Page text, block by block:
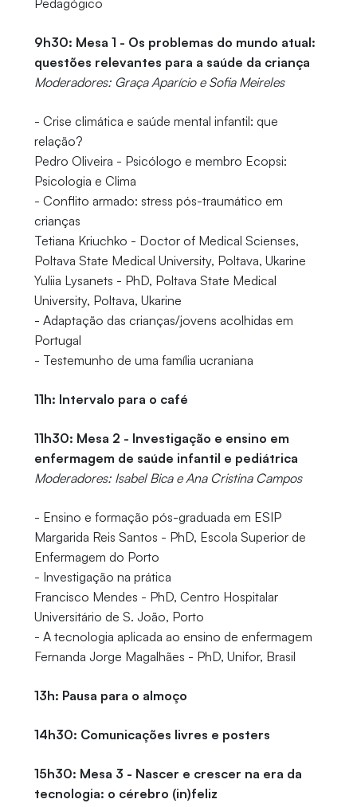
Pedagógico
9h30: Mesa 1 - Os problemas do mundo atual:
questões relevantes para a saúde da criança
Moderadores: Graça Aparício e Sofia Meireles
- Crise climática e saúde mental infantil: que
relação?
Pedro Oliveira - Psicólogo e membro Ecopsi:
Psicologia e Clima
- Conflito armado: stress pós-traumático em
crianças
Tetiana Kriuchko - Doctor of Medical Scienses,
Poltava State Medical University, Poltava, Ukarine
Yuliia Lysanets - PhD, Poltava State Medical
University, Poltava, Ukarine
- Adaptação das crianças/jovens acolhidas em
Portugal
- Testemunho de uma família ucraniana
11h: Intervalo para o café
11h30: Mesa 2 - Investigação e ensino em
enfermagem de saúde infantil e pediátrica
Moderadores: Isabel Bica e Ana Cristina Campos
- Ensino e formação pós-graduada em ESIP
Margarida Reis Santos - PhD, Escola Superior de
Enfermagem do Porto
- Investigação na prática
Francisco Mendes - PhD, Centro Hospitalar
Universitário de S. João, Porto
- A tecnologia aplicada ao ensino de enfermagem
Fernanda Jorge Magalhães - PhD, Unifor, Brasil
13h: Pausa para o almoço
14h30: Comunicações livres e posters
15h30: Mesa 3 - Nascer e crescer na era da
tecnologia: o cérebro (in)feliz